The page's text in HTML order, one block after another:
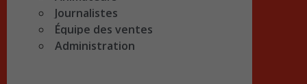
Journalistes
Équipe des ventes
Administration